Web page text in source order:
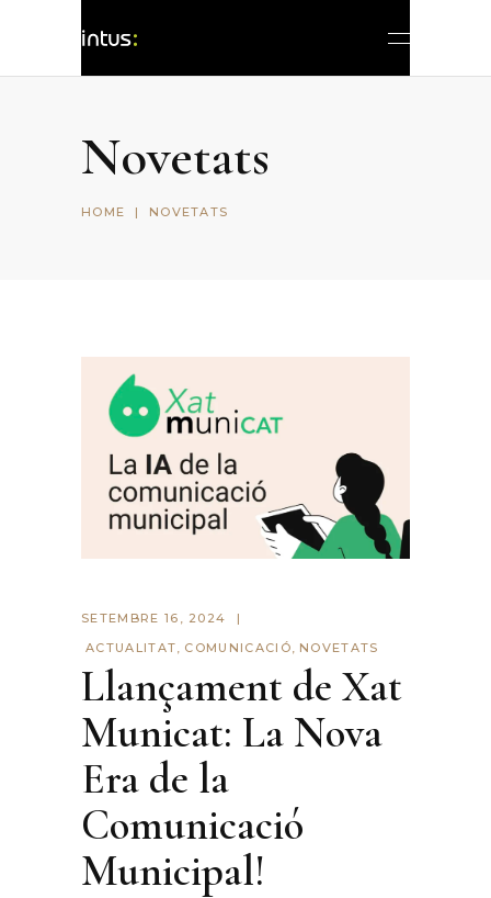
Novetats
HOME | NOVETATS
SETEMBRE 16, 2024
ACTUALITAT, COMUNICACIÓ, NOVETATS
Llançament de Xat
Municat: La Nova
Era de la
Comunicació
Municipal!